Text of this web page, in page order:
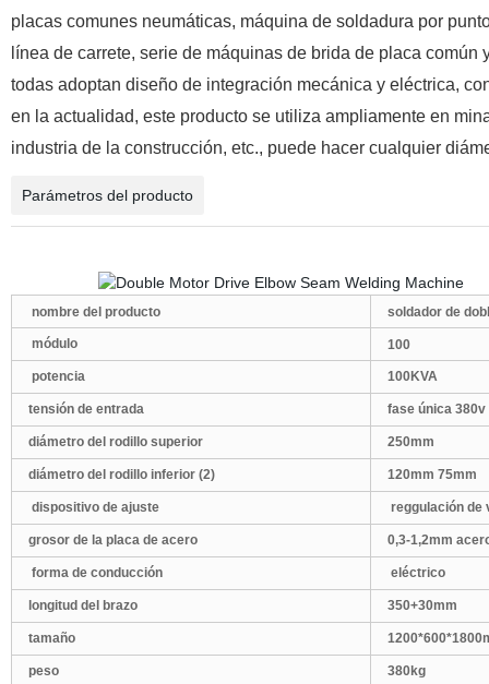
placas comunes neumáticas, máquina de soldadura por
línea de carrete, serie de máquinas de brida de placa
todas adoptan diseño de integración mecánica y eléctrica,
en la actualidad, este producto se utiliza ampliamente en
industria de la construcción, etc., puede hacer cualquier
Parámetros del producto
nombre del producto soldador de
módulo 100
potencia 100KVA
tensión de entrada fase única 380v
diámetro del rodillo superior 250mm
diámetro del rodillo inferior (2) 120mm 75mm
dispositivo de ajuste reggulación de
grosor de la placa de acero 0,3-1,2mm
forma de conducción eléctrico
longitud del brazo 350+30mm
tamaño
peso 380kg